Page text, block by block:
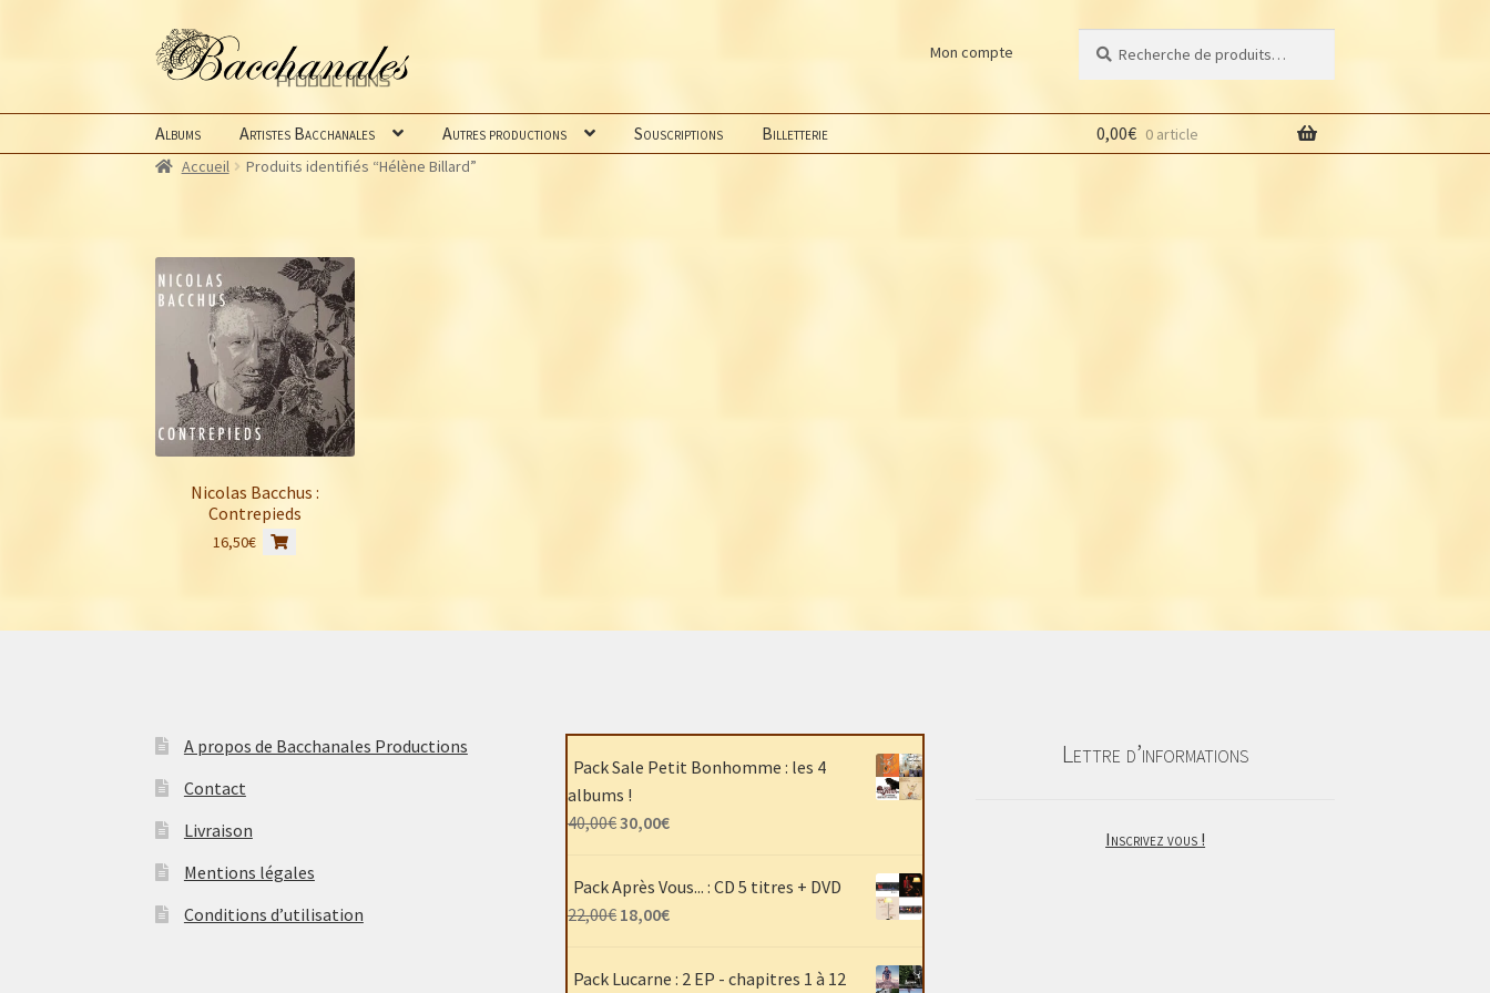
Aller
à
navigation
Aller
au
Mon compte
pour :
Albums Artistes Bacchanales Autres productions Souscriptions Billetterie 0,00€ 0 article
Accueil
Produits identifiés “Hélène Billard”
Nicolas Bacchus :
Contrepieds
16,50€
A propos de Bacchanales Productions
Contact
Livraison
Mentions légales
Conditions d’utilisation
Pack Sale Petit Bonhomme : les 4
albums !
40,00€Le
initial
était :
30,00€Le
actuel
Pack Après Vous... : CD 5 titres + DVD
22,00€ Le
18,00€Le
actuel
Pack Lucarne : 2 EP - chapitres 1 à 12
Lettre d’informations
Inscrivez vous !